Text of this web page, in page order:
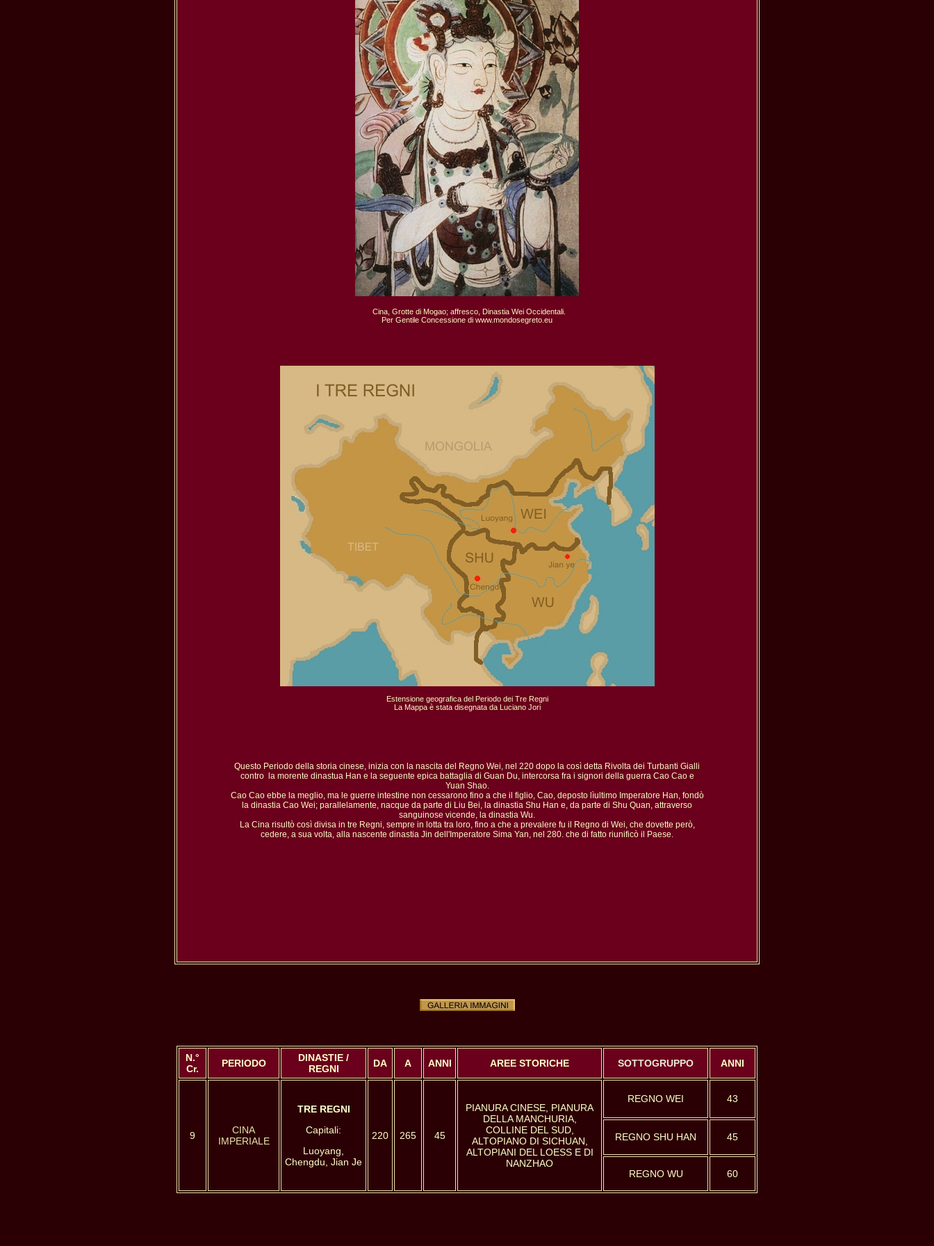
  Cina, Grotte di Mogao; affresco, Dinastia Wei Occidentali.
Per Gentile Concessione di www.mondosegreto.eu
Estensione geografica del Periodo dei Tre Regni
La Mappa è stata disegnata da Luciano Jori
Questo Periodo della storia cinese, inizia con la nascita del Regno Wei, nel 220 dopo la così detta Rivolta dei Turbanti Gialli
contro  la morente dinastua Han e la seguente epica battaglia di Guan Du, intercorsa fra i signori della guerra Cao Cao e
Yuan Shao.
Cao Cao ebbe la meglio, ma le guerre intestine non cessarono fino a che il figlio, Cao, deposto lìultimo Imperatore Han, fondò
la dinastia Cao Wei; parallelamente, nacque da parte di Liu Bei, la dinastia Shu Han e, da parte di Shu Quan, attraverso
sanguinose vicende, la dinastia Wu.
La Cina risultò così divisa in tre Regni, sempre in lotta tra loro, fino a che a prevalere fu il Regno di Wei, che dovette però,
cedere, a sua volta, alla nascente dinastia Jin dell'Imperatore Sima Yan, nel 280. che di fatto riunificò il Paese.
N.°
Cr.
PERIODO
DINASTIE /
REGNI
DA A ANNI AREE STORICHE SOTTOGRUPPO ANNI
9
CINA
IMPERIALE
TRE REGNI
Capitali:
Luoyang,
Chengdu, Jian Je
220 265 45
PIANURA CINESE, PIANURA
DELLA MANCHURIA,
COLLINE DEL SUD,
ALTOPIANO DI SICHUAN,
ALTOPIANI DEL LOESS E DI
NANZHAO
REGNO WEI 43
REGNO SHU HAN 45
REGNO WU 60